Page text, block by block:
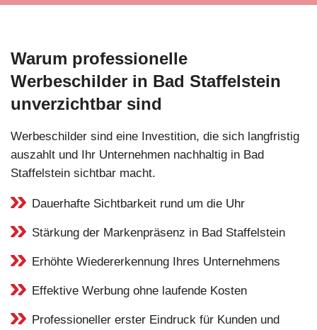
Warum professionelle
Werbeschilder in Bad Staffelstein
unverzichtbar sind
Werbeschilder sind eine Investition, die sich langfristig
auszahlt und Ihr Unternehmen nachhaltig in Bad
Staffelstein sichtbar macht.
Dauerhafte Sichtbarkeit rund um die Uhr
Stärkung der Markenpräsenz in Bad Staffelstein
Erhöhte Wiedererkennung Ihres Unternehmens
Effektive Werbung ohne laufende Kosten
Professioneller erster Eindruck für Kunden und